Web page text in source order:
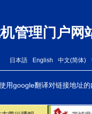
管理门户网
日本語 English 中文(简体)
用google翻译对链接地址